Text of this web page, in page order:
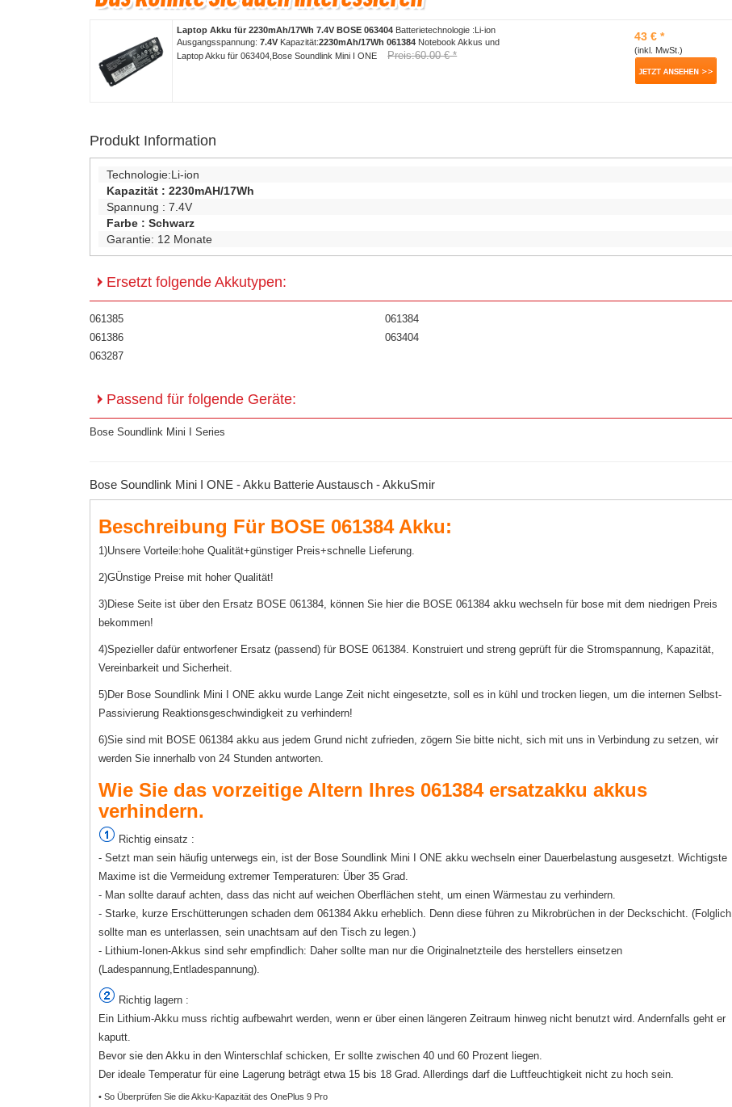
Laptop Akku für 2230mAh/17Wh 7.4V BOSE 063404 Batterietechnologie :Li-ion
Ausgangsspannung:7.4V Kapazität:2230mAh/17Wh 061384 Notebook Akkus und
Laptop Akku für 063404,Bose Soundlink Mini I ONE
Preis:60.00 € *
43 € *
(inkl. MwSt.)
Produkt Information
Technologie:Li-ion
Kapazität :2230mAH/17Wh
Spannung :7.4V
Farbe :Schwarz
Garantie: 12 Monate
Ersetzt folgende Akkutypen:
061385
061384
061386
063404
063287
Passend für folgende Geräte:
Bose Soundlink Mini I Series
Bose Soundlink Mini I ONE - Akku Batterie Austausch - AkkuSmir
Beschreibung Für BOSE 061384 Akku:
1)Unsere Vorteile:hohe Qualität+günstiger Preis+schnelle Lieferung.
2)GÜnstige Preise mit hoher Qualität!
3)Diese Seite ist über den Ersatz BOSE 061384, können Sie hier die BOSE 061384 akku wechseln für bose mit dem niedrigen Preis
bekommen!
4)Spezieller dafür entworfener Ersatz (passend) für BOSE 061384. Konstruiert und streng geprüft für die Stromspannung, Kapazität,
Vereinbarkeit und Sicherheit.
5)Der Bose Soundlink Mini I ONE akku wurde Lange Zeit nicht eingesetzte, soll es in kühl und trocken liegen, um die internen Selbst-
Passivierung Reaktionsgeschwindigkeit zu verhindern!
6)Sie sind mit BOSE 061384 akku aus jedem Grund nicht zufrieden, zögern Sie bitte nicht, sich mit uns in Verbindung zu setzen, wir
werden Sie innerhalb von 24 Stunden antworten.
Wie Sie das vorzeitige Altern Ihres 061384 ersatzakku akkus
verhindern.
Richtig einsatz :
- Setzt man sein häufig unterwegs ein, ist der Bose Soundlink Mini I ONE akku wechseln einer Dauerbelastung ausgesetzt. Wichtigste
Maxime ist die Vermeidung extremer Temperaturen: Über 35 Grad.
- Man sollte darauf achten, dass das nicht auf weichen Oberflächen steht, um einen Wärmestau zu verhindern.
- Starke, kurze Erschütterungen schaden dem 061384 Akku erheblich. Denn diese führen zu Mikrobrüchen in der Deckschicht. (Folglich
sollte man es unterlassen, sein unachtsam auf den Tisch zu legen.)
- Lithium-Ionen-Akkus sind sehr empfindlich: Daher sollte man nur die Originalnetzteile des herstellers einsetzen
(Ladespannung,Entladespannung).
Richtig lagern :
Ein Lithium-Akku muss richtig aufbewahrt werden, wenn er über einen längeren Zeitraum hinweg nicht benutzt wird. Andernfalls geht er
kaputt.
Bevor sie den Akku in den Winterschlaf schicken, Er sollte zwischen 40 und 60 Prozent liegen.
Der ideale Temperatur für eine Lagerung beträgt etwa 15 bis 18 Grad. Allerdings darf die Luftfeuchtigkeit nicht zu hoch sein.
• So Überprüfen Sie die Akku-Kapazität des OnePlus 9 Pro